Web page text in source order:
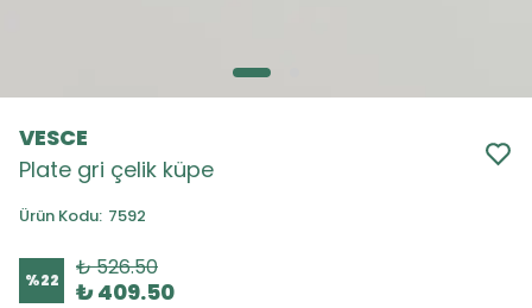
VESCE
Plate gri çelik küpe
Ürün Kodu: 7592
%22 ₺ 526.50
₺ 409.50